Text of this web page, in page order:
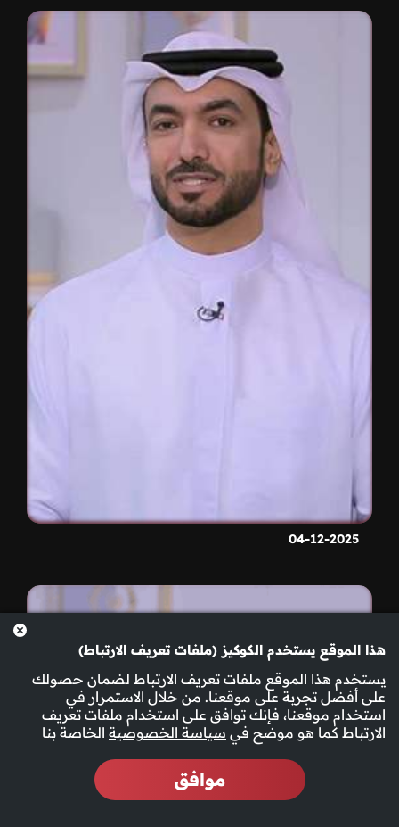
04-12-2025
هذا الموقع يستخدم الكوكيز (ملفات تعريف الارتباط)
يستخدم هذا الموقع ملفات تعريف الارتباط لضمان حصولك
على أفضل تجربة على موقعنا. من خلال الاستمرار في
استخدام موقعنا، فإنك توافق على استخدام ملفات تعريف
الارتباط كما هو موضح في سياسة الخصوصية الخاصة بنا
موافق